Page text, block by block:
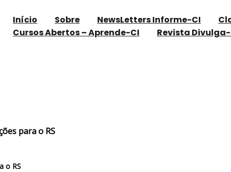
Início Sobre NewsLetters Informe-CI
Cursos Abertos – Aprende-CI
Revista
para o RS
o RS